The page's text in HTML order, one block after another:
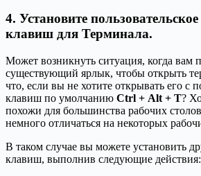
4. Установите
клавиш для Терминала.
Может возникнуть ситуация, когда вам
существующий ярлык, чтобы открыть
что, если вы не хотите открывать его с
клавиш по умолчанию Ctrl + Alt + T?
похожи для большинства рабочих
немного отличаться на некоторых
В таком случае вы можете установить
клавиш, выполнив следующие действия: